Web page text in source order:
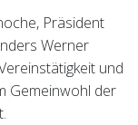
Präsident
Werner
und
Gemeinwohl der